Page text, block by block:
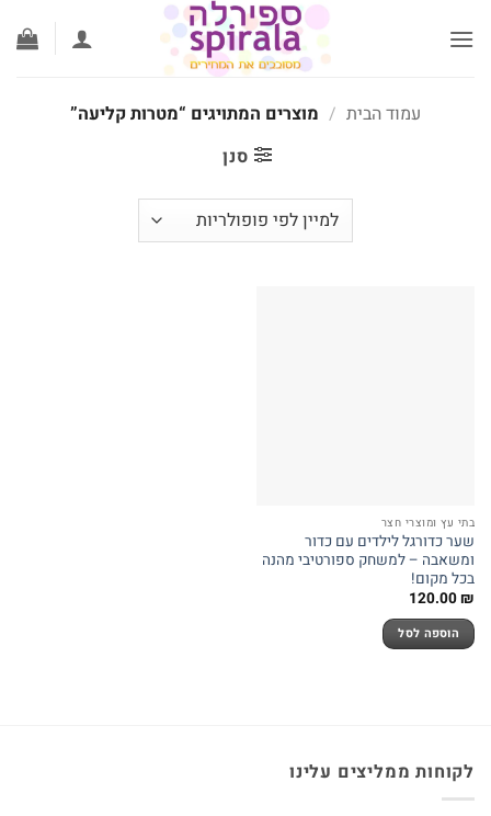
לתוכן
עמוד הבית / מוצרים המתויגים “מטרות קליעה”
סנן
בתי עץ ומוצרי חצר
שער כדורגל לילדים עם כדור
ומשאבה – למשחק ספורטיבי מהנה
בכל מקום!
120.00₪
הוספה לסל
לקוחות ממליצים עלינו